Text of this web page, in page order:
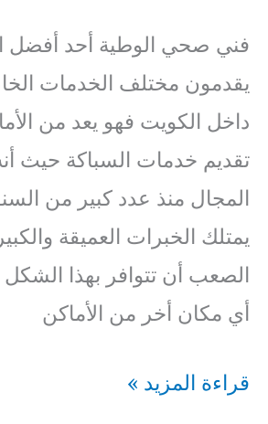
فني صحي الوطية أحد أفضل
يقدمون مختلف الخدمات
داخل الكويت فهو يعد من
تقديم خدمات السباكة حيث
المجال منذ عدد كبير من
يمتلك الخبرات العميقة
الصعب أن تتوافر بهذا
أي مكان أخر من الأماكن
فني
قراءة المزيد »